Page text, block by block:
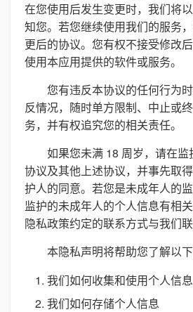
在您使用后发生变更时，我们将
知您。若您继续使用我们的服务
更后的协议。您有权不接受修改
使用本应用提供的软件或服务。
您有违反本协议的任何行为
反情况，随时单方限制、中止或
务，并有权追究您的相关责任。
如果您未满 18 周岁，请在
协议及其他上述协议，并事先取
护人的同意。若您是未成年人的
监护的未成年人的个人信息有相
隐私政策约定的联系方式与我们联
本隐私声明将帮助您了解以下
我们如何收集和使用个人信息
我们如何存储个人信息